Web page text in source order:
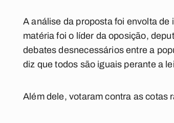
A análise da proposta foi envolta
matéria foi o líder da oposição,
debates desnecessários entre a
diz que todos são iguais perante a
Além dele, votaram contra as cotas